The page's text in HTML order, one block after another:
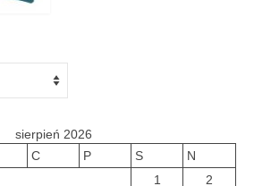
sierpień 2026
C P S
N
1
2